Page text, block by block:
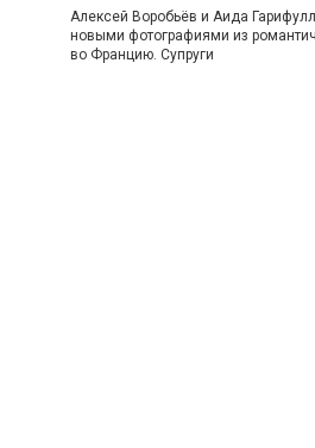
Алексей Воробьёв и Аида
новыми фотографиями из
во Францию. Супруги